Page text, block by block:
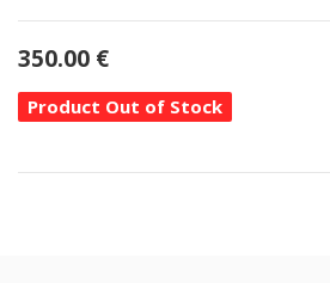
350.00 €
Product Out of Stock